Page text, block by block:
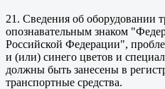
21. Сведения об оборудовании
опознавательным знаком
Российской Федерации",
и (или) синего цветов и
должны быть занесены в
транспортные средства.